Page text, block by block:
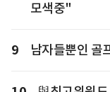
모색중"
9 남자들뿐인 골